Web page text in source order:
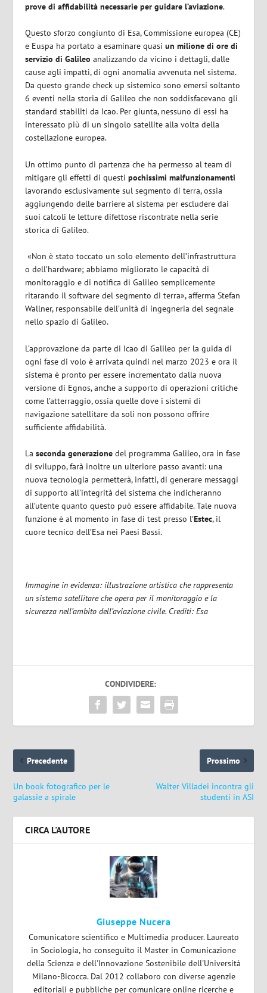
prove di affidabilità necessarie per guidare l’aviazione.
Questo sforzo congiunto di Esa, Commissione europea (CE)
e Euspa ha portato a esaminare quasiun milione di ore di
servizio di Galileo analizzando da vicino i dettagli, dalle
cause agli impatti, di ogni anomalia avvenuta nel sistema.
Da questo grande check up sistemico sono emersi soltanto
6 eventi nella storia di Galileo che non soddisfacevano gli
standard stabiliti da Icao. Per giunta, nessuno di essi ha
interessato più di un singolo satellite alla volta della
costellazione europea.
Un ottimo punto di partenza che ha permesso al team di
mitigare gli effetti di questipochissimi malfunzionamenti
lavorando esclusivamente sul segmento di terra, ossia
aggiungendo delle barriere al sistema per escludere dai
suoi calcoli le letture difettose riscontrate nella serie
storica di Galileo.
«Non è stato toccato un solo elemento dell’infrastruttura
o dell’hardware; abbiamo migliorato le capacità di
monitoraggio e di notifica di Galileo semplicemente
ritarando il software del segmento di terra», afferma Stefan
Wallner, responsabile dell’unità di ingegneria del segnale
nello spazio di Galileo.
L’approvazione da parte di Icao di Galileo per la guida di
ogni fase di volo è arrivata quindi nel marzo 2023 e ora il
sistema è pronto per essere incrementato dalla nuova
versione di Egnos, anche a supporto di operazioni critiche
come l’atterraggio, ossia quelle dove i sistemi di
navigazione satellitare da soli non possono offrire
sufficiente affidabilità.
Laseconda generazione del programma Galileo, ora in fase
di sviluppo, farà inoltre un ulteriore passo avanti: una
nuova tecnologia permetterà, infatti, di generare messaggi
di supporto all’integrità del sistema che indicheranno
all’utente quanto questo può essere affidabile. Tale nuova
funzione è al momento in fase di test presso l’Estec, il
cuore tecnico dell’Esa nei Paesi Bassi.
Immagine in evidenza: illustrazione artistica che rappresenta
un sistema satellitare che opera per il monitoraggio e la
sicurezza nell’ambito dell’aviazione civile. Crediti: Esa
CONDIVIDERE:
Precedente
Un book fotografico per le
galassie a spirale
Prossimo
Walter Villadei incontra gli
studenti in ASI
CIRCA L'AUTORE
Giuseppe Nucera
Comunicatore scientifico e Multimedia producer. Laureato
in Sociologia, ho conseguito il Master in Comunicazione
della Scienza e dell'Innovazione Sostenibile dell'Università
Milano-Bicocca. Dal 2012 collaboro con diverse agenzie
editoriali e pubbliche per comunicare online ricerche e